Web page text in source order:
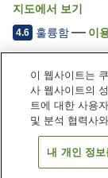
지도에서 보기
4.6 훌륭함 이
숙소 편의 시설/
주차장
피트니스 클럽 /
일본 오키
이 웹사이트는
사 웹사이트의
트에 대한 사용
및 분석 협력사
내 개인 정